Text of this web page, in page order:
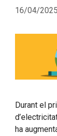
16/04/2025
Durant el
ha